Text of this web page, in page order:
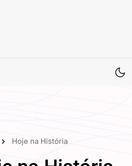
Hoje na História